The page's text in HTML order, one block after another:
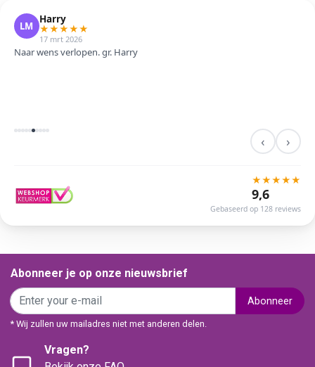
LM
Harry
★★★★★
17 mrt 2026
Naar wens verlopen. gr. Harry
‹ ›
★★★★★
9,6
Gebaseerd op 128 reviews
Abonneer je op onze nieuwsbrief
Abonneer
* Wij zullen uw mailadres niet met anderen delen.
Vragen?